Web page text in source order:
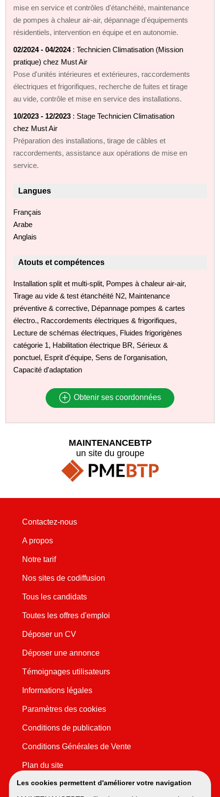
mise en service et contrôles d'étanchéité, maintenance
de pompes à chaleur air‑air, dépannage d'équipements
résidentiels, intervention en équipe et en autonomie.
02/2024 - 04/2024: Technicien Climatisation (Mission
pratique) chez Must Air
Pose d'unités intérieures et extérieures, raccordements
électriques et frigorifiques, recherche de fuites et tirage
au vide, contrôle et mise en service des installations.
10/2023 - 12/2023 : Stage Technicien Climatisation
chez Must Air
Préparation des installations, tirage de câbles et
raccordements, assistance aux opérations de mise en
service.
Langues
Français
Arabe
Anglais
Atouts et compétences
Installation split et multi‑split, Pompes à chaleur air‑air,
Tirage au vide & test étanchéité N2, Maintenance
préventive & corrective, Dépannage pompes & cartes
électro., Raccordements électriques & frigorifiques,
Lecture de schémas électriques, Fluides frigorigènes
catégorie 1, Habilitation électrique BR, Sérieux &
ponctuel, Esprit d'équipe, Sens de l'organisation,
Capacité d'adaptation
Obtenir ses coordonnées
Les cookies permettent d'améliorer votre navigation
MAINTENANCEBTP
un site du groupe
Contactez-nous
A propos
Notre tarif
Nos sites de codiffusion
Tous les candidats
Toutes les offres d'emploi
Déposer un CV
Déposer une annonce
Témoignages utilisateurs
Informations légales
Paramètres des cookies
Conditions de publication
Conditions Générales de Vente
Plan du site